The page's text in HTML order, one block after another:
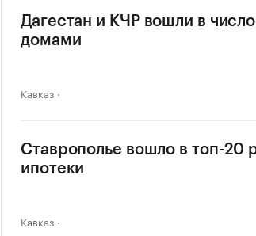
Дагестан и КЧР вошли в
домами
Кавказ
Ставрополье вошло в топ-20
ипотеки
Кавказ